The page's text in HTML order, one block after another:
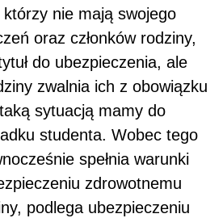
którzy nie mają swojego
oraz członków rodziny,
do ubezpieczenia, ale
zwalnia ich z obowiązku
sytuacją mamy do
studenta. Wobec tego
spełnia warunki
zdrowotnemu
podlega ubezpieczeniu